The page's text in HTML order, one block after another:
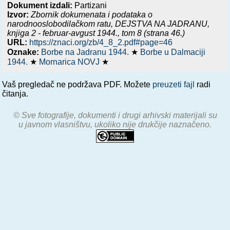
Dokument izdali: Partizani
Izvor: Zbornik dokumenata i podataka o
narodnooslobodilačkom ratu,DEJSTVA NA JADRANU,
knjiga 2 - februar-avgust 1944., tom 8 (strana 46.)
URL: https://znaci.org/zb/4_8_2.pdf#page=46
Oznake: Borbe na Jadranu 1944. ★ Borbe u Dalmaciji
1944. ★ Mornarica NOVJ ★
Vaš pregledač ne podržava PDF. Možete preuzeti fajl radi
čitanja.
© Sve fotografije, dokumenti i drugi arhivski materijali su
u javnom vlasništvu, ukoliko nije drukčije naznačeno.